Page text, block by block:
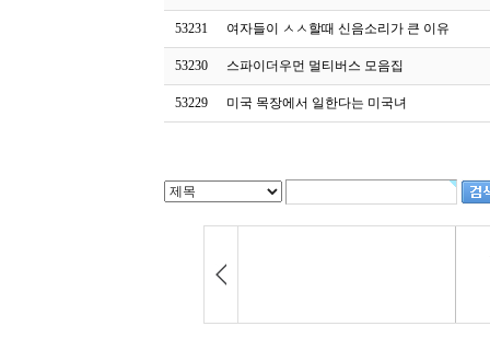
53231 여자들이 ㅅㅅ할때 신음소리가 큰 이유
53230 스파이더우먼 멀티버스 모음집
53229 미국 목장에서 일한다는 미국녀